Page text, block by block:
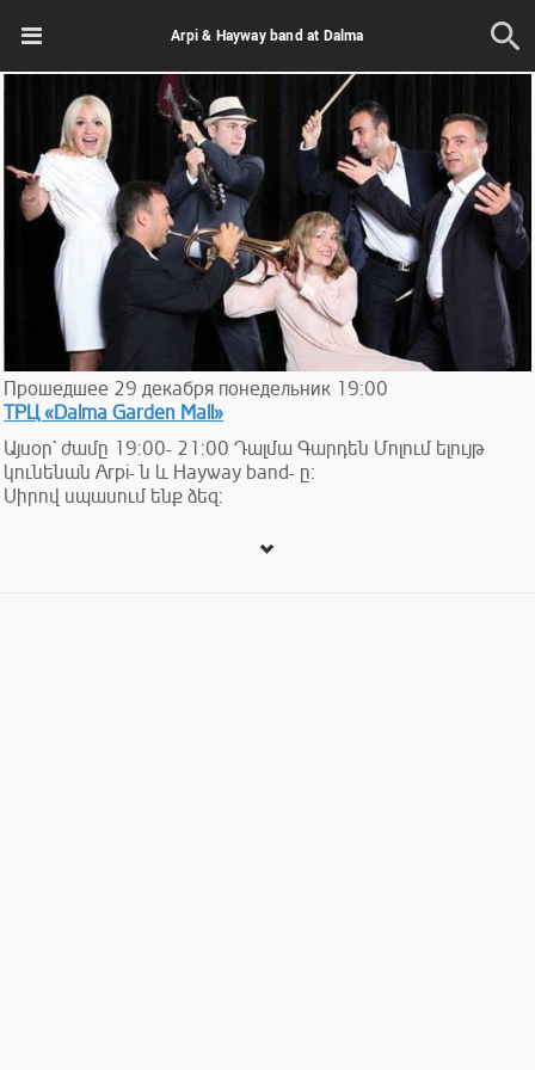
Arpi & Hayway band at Dalma
Прошедшее 29 декабря понедельник 19:00
ТРЦ «Dalma Garden Mall»
Այսօր` ժամը 19:00- 21:00 Դալմա Գարդեն Մոլում ելույթ
կունենան Arpi- ն և Hayway band- ը:
Սիրով սպասում ենք ձեզ: